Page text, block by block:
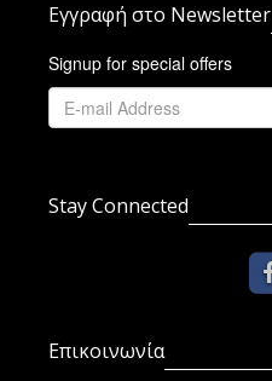
Εγγραφή στο Newsletter
Signup for special offers
Stay Connected
Επικοινωνία